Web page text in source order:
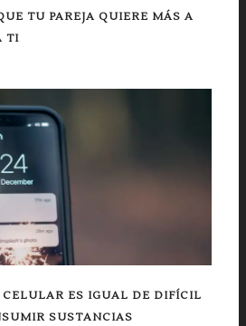
TU PAREJA QUIERE MÁS A
TI
CELULAR ES IGUAL DE DIFÍCIL
SUSTANCIAS